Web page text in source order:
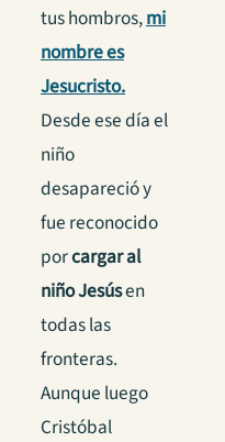
tus hombros,mi
nombre es
Jesucristo.
Desde ese día el
niño
desapareció y
fue reconocido
porcargar al
niño Jesúsen
todas las
fronteras.
Aunque luego
Cristóbal